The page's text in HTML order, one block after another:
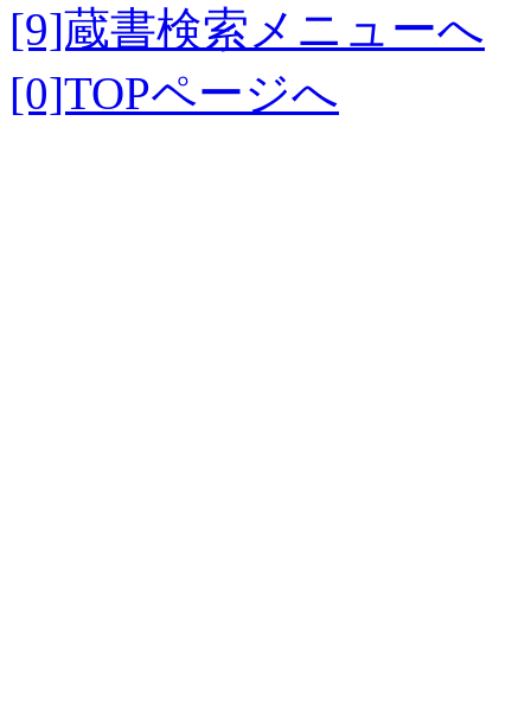
[9]蔵書検索メニューへ
[0]TOPページへ